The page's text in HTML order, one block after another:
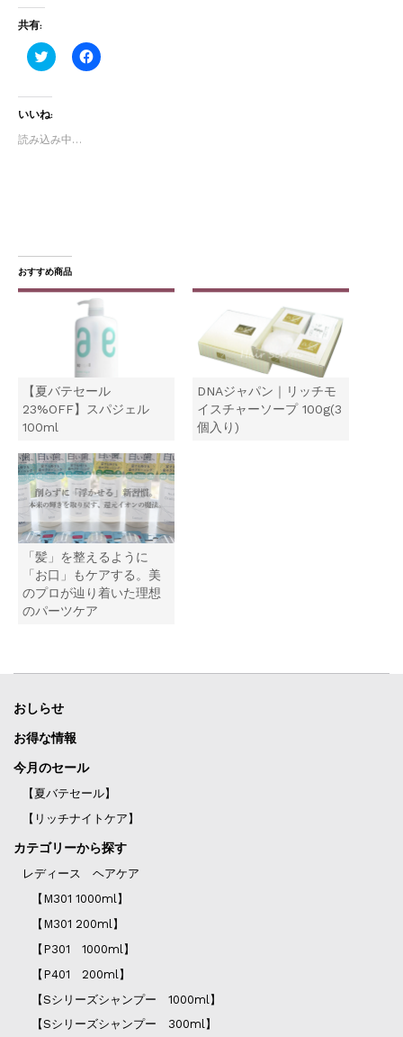
共有:
ク
リ
し
て
T
w
i
新
し
い
ウ
す
)
F
a
て
く
だ
い
新
ウ
ィ
ン
で
開
き
ま
す
)
いいね:
読み込み中…
おすすめ商品
【夏バテセール
23%OFF】スパジェル
100ml
DNAジャパン｜リッチモ
イスチャーソープ 100g(3
個入り)
「髪」を整えるように
「お口」もケアする。美
のプロが辿り着いた理想
のパーツケア
おしらせ
お得な情報
今月のセール
【夏バテセール】
【リッチナイトケア】
カテゴリーから探す
レディース ヘアケア
【M301 1000ml】
【M301 200ml】
【P301 1000ml】
【P401 200ml】
【Sシリーズシャンプー 1000ml】
【Sシリーズシャンプー 300ml】